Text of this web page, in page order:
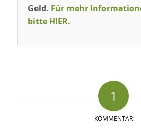
Geld. Für mehr
bitte HIER.
1
KOMMENTAR